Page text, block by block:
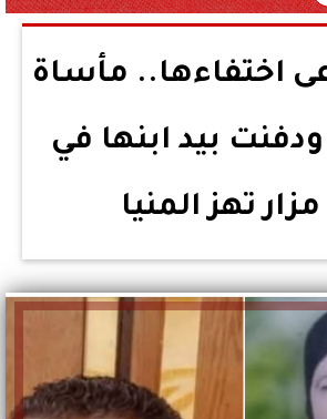
اختفاءها.. مأساة
بيد ابنها في
تهز المنيا